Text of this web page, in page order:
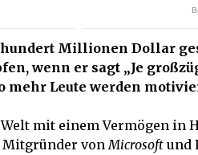
Millionen Dollar
wenn er sagt „Je
mehr Leute werden
mit einem Vermögen in
Mitgründer vonMicrosoft und